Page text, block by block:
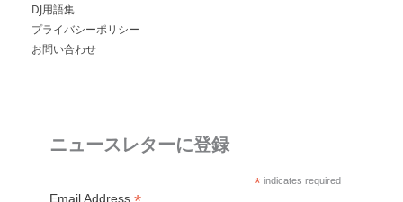
DJ用語集
プライバシーポリシー
お問い合わせ
ニュースレターに登録
* indicates required
Email Address